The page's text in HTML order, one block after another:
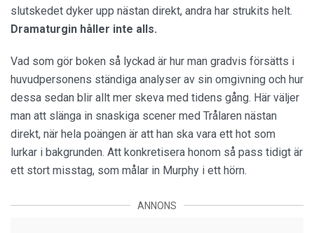
slutskedet dyker upp nästan direkt, andra har strukits helt.
Dramaturgin håller inte alls.
Vad som gör boken så lyckad är hur man gradvis försätts i
huvudpersonens ständiga analyser av sin omgivning och hur
dessa sedan blir allt mer skeva med tidens gång. Här väljer
man att slänga in snaskiga scener med Trålaren nästan
direkt, när hela poängen är att han ska vara ett hot som
lurkar i bakgrunden. Att konkretisera honom så pass tidigt är
ett stort misstag, som målar in Murphy i ett hörn.
ANNONS